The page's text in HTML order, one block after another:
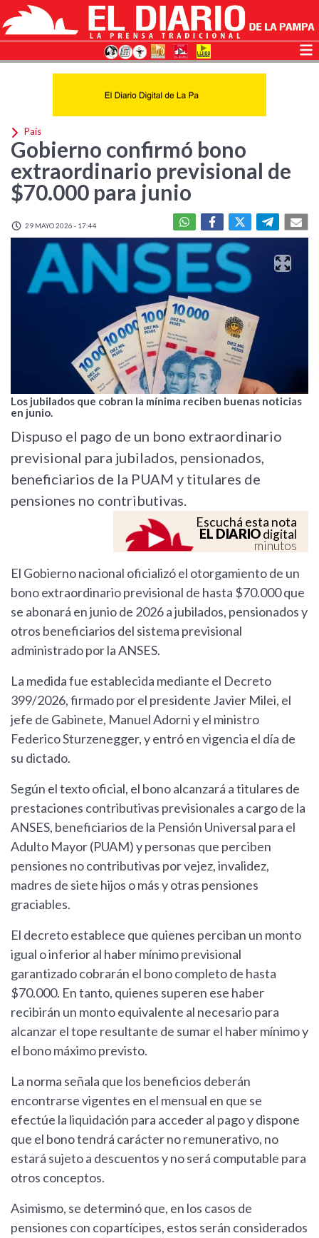
País
Gobierno confirmó bono
extraordinario previsional de
$70.000 para junio
29 MAYO 2026 - 17:44
Los jubilados que cobran la mínima reciben buenas noticias
en junio.
Dispuso el pago de un bono extraordinario
previsional para jubilados, pensionados,
beneficiarios de la PUAM y titulares de
pensiones no contributivas.
Escuchá esta nota
EL DIARIOdigital
minutos
El Gobierno nacional oficializó el otorgamiento de un
bono extraordinario previsional de hasta $70.000 que
se abonará en junio de 2026 a jubilados, pensionados y
otros beneficiarios del sistema previsional
administrado por la ANSES.
La medida fue establecida mediante el Decreto
399/2026, firmado por el presidente Javier Milei, el
jefe de Gabinete, Manuel Adorni y el ministro
Federico Sturzenegger, y entró en vigencia el día de
su dictado.
Según el texto oficial, el bono alcanzará a titulares de
prestaciones contributivas previsionales a cargo de la
ANSES, beneficiarios de la Pensión Universal para el
Adulto Mayor (PUAM) y personas que perciben
pensiones no contributivas por vejez, invalidez,
madres de siete hijos o más y otras pensiones
graciables.
El decreto establece que quienes perciban un monto
igual o inferior al haber mínimo previsional
garantizado cobrarán el bono completo de hasta
$70.000. En tanto, quienes superen ese haber
recibirán un monto equivalente al necesario para
alcanzar el tope resultante de sumar el haber mínimo y
el bono máximo previsto.
La norma señala que los beneficios deberán
encontrarse vigentes en el mensual en que se
efectúe la liquidación para acceder al pago y dispone
que el bono tendrá carácter no remunerativo, no
estará sujeto a descuentos y no será computable para
otros conceptos.
Asimismo, se determinó que, en los casos de
pensiones con copartícipes, estos serán considerados